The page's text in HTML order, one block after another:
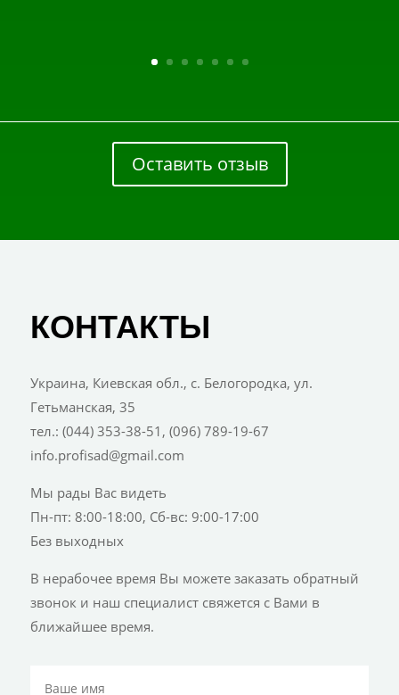
Оставить отзыв
КОНТАКТЫ
Украина, Киевская обл., с. Белогородка, ул.
Гетьманская, 35
тел.: (044) 353-38-51, (096) 789-19-67
info.profisad@gmail.com
Мы рады Вас видеть
Пн-пт: 8:00-18:00, Сб-вс: 9:00-17:00
Без выходных
В нерабочее время Вы можете заказать обратный
звонок и наш специалист свяжется с Вами в
ближайшее время.